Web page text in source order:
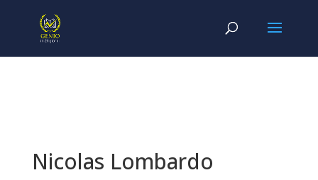
Nicolas Lombardo